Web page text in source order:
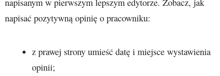
napisanym w pierwszym lepszym edytorze. Zobacz, jak
napisać pozytywną opinię o pracowniku:
z prawej strony umieść datę i miejsce wystawienia
opinii;